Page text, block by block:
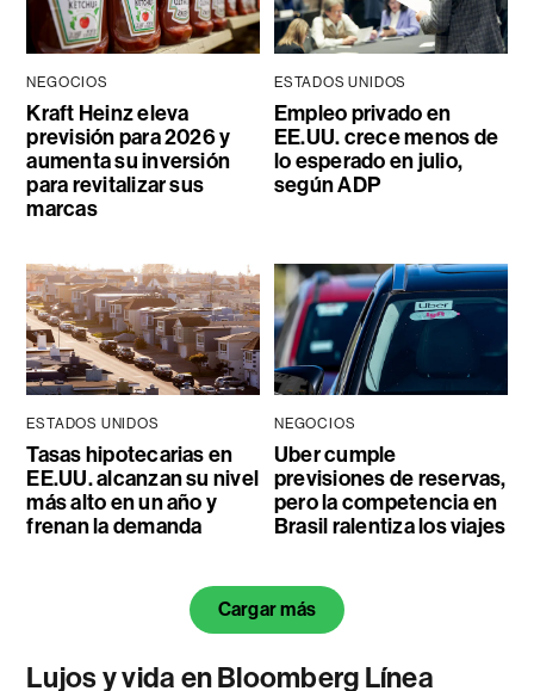
NEGOCIOS
Kraft Heinz eleva
previsión para 2026 y
aumenta su inversión
para revitalizar sus
marcas
ESTADOS UNIDOS
Empleo privado en
EE.UU. crece menos de
lo esperado en julio,
según ADP
ESTADOS UNIDOS
Tasas hipotecarias en
EE.UU. alcanzan su nivel
más alto en un año y
frenan la demanda
NEGOCIOS
Uber cumple
previsiones de reservas,
pero la competencia en
Brasil ralentiza los viajes
Cargar más
Lujos y vida en Bloomberg Línea